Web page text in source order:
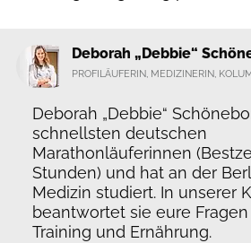
Deborah „Debbie“
PROFILÄUFERIN, MEDIZINERIN,
Deborah „Debbie“
schnellsten deutschen
Marathonläuferinnen
Stunden) und hat an der
Medizin studiert. In unserer
beantwortet sie eure
Training und Ernährung.